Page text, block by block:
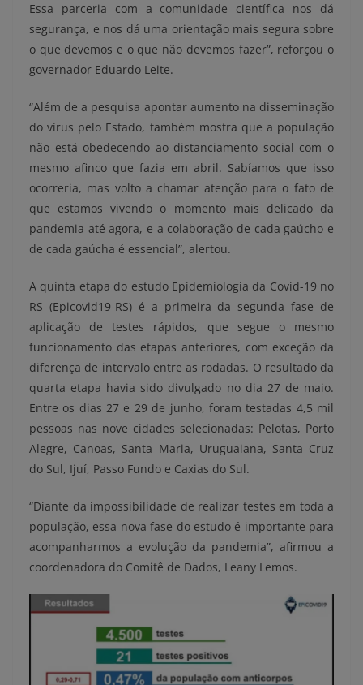
Essa parceria com a comunidade científica nos dá
segurança, e nos dá uma orientação mais segura sobre
o que devemos e o que não devemos fazer”, reforçou o
governador Eduardo Leite.
“Além de a pesquisa apontar aumento na disseminação
do vírus pelo Estado, também mostra que a população
não está obedecendo ao distanciamento social com o
mesmo afinco que fazia em abril. Sabíamos que isso
ocorreria, mas volto a chamar atenção para o fato de
que estamos vivendo o momento mais delicado da
pandemia até agora, e a colaboração de cada gaúcho e
de cada gaúcha é essencial”, alertou.
A quinta etapa do estudo Epidemiologia da Covid-19 no
RS (Epicovid19-RS) é a primeira da segunda fase de
aplicação de testes rápidos, que segue o mesmo
funcionamento das etapas anteriores, com exceção da
diferença de intervalo entre as rodadas. O resultado da
quarta etapa havia sido divulgado no dia 27 de maio.
Entre os dias 27 e 29 de junho, foram testadas 4,5 mil
pessoas nas nove cidades selecionadas: Pelotas, Porto
Alegre, Canoas, Santa Maria, Uruguaiana, Santa Cruz
do Sul, Ijuí, Passo Fundo e Caxias do Sul.
“Diante da impossibilidade de realizar testes em toda a
população, essa nova fase do estudo é importante para
acompanharmos a evolução da pandemia”, afirmou a
coordenadora do Comitê de Dados, Leany Lemos.